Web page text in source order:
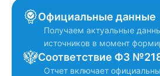
Официальные данные
Получаем актуальные
источников в момент
Соответствие ФЗ
Отчет включает